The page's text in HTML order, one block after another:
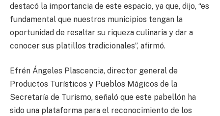
destacó la importancia de este espacio, ya que, dijo, “es
fundamental que nuestros municipios tengan la
oportunidad de resaltar su riqueza culinaria y dar a
conocer sus platillos tradicionales”, afirmó.
Efrén Ángeles Plascencia, director general de
Productos Turísticos y Pueblos Mágicos de la
Secretaría de Turismo, señaló que este pabellón ha
sido una plataforma para el reconocimiento de los